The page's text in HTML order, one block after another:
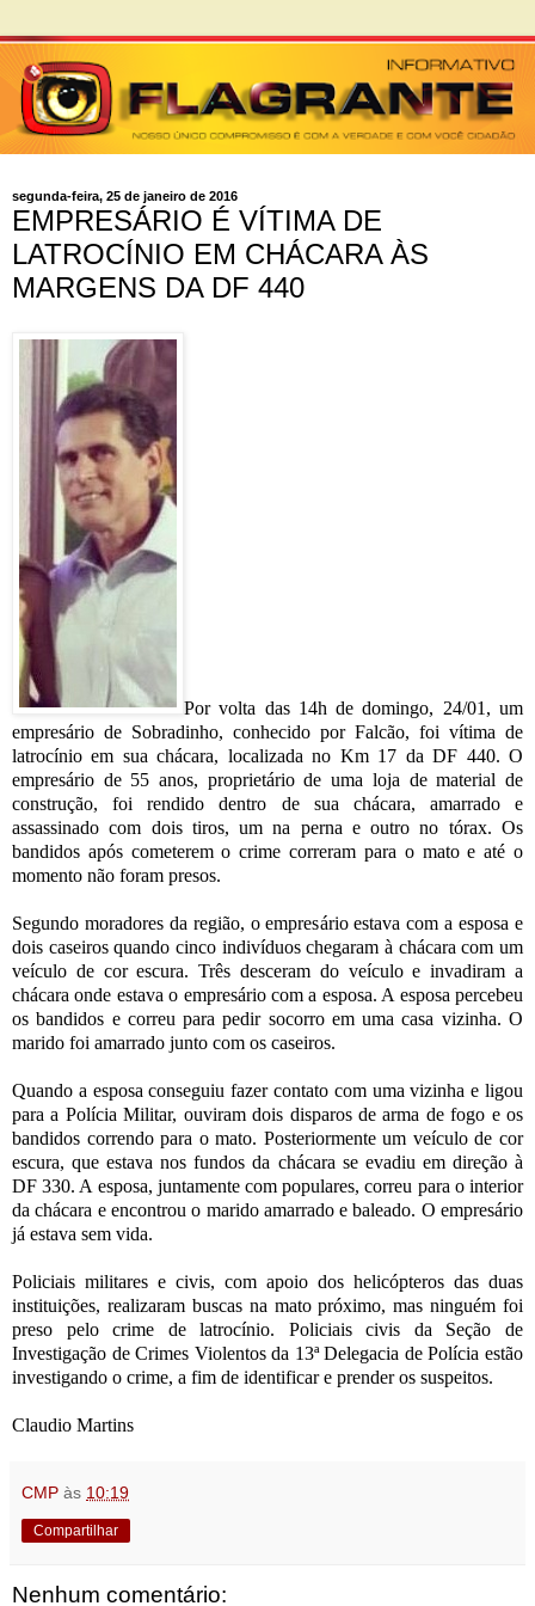
segunda-feira, 25 de janeiro de 2016
EMPRESÁRIO É VÍTIMA DE
LATROCÍNIO EM CHÁCARA ÀS
MARGENS DA DF 440
Por volta das 14h de domingo, 24/01, um
empresário de Sobradinho, conhecido por Falcão, foi vítima de
latrocínio em sua chácara, localizada no Km 17 da DF 440. O
empresário de 55 anos, proprietário de uma loja de material de
construção, foi rendido dentro de sua chácara, amarrado e
assassinado com dois tiros, um na perna e outro no tórax. Os
bandidos após cometerem o crime correram para o mato e até o
momento não foram presos.
Segundo moradores da região, o empresário estava com a esposa e
dois caseiros quando cinco indivíduos chegaram à chácara com um
veículo de cor escura. Três desceram do veículo e invadiram a
chácara onde estava o empresário com a esposa. A esposa percebeu
os bandidos e correu para pedir socorro em uma casa vizinha. O
marido foi amarrado junto com os caseiros.
Quando a esposa conseguiu fazer contato com uma vizinha e ligou
para a Polícia Militar, ouviram dois disparos de arma de fogo e os
bandidos correndo para o mato. Posteriormente um veículo de cor
escura, que estava nos fundos da chácara se evadiu em direção à
DF 330. A esposa, juntamente com populares, correu para o interior
da chácara e encontrou o marido amarrado e baleado. O empresário
já estava sem vida.
Policiais militares e civis, com apoio dos helicópteros das duas
instituições, realizaram buscas na mato próximo, mas ninguém foi
preso pelo crime de latrocínio. Policiais civis da Seção de
Investigação de Crimes Violentos da 13ª Delegacia de Polícia estão
investigando o crime, a fim de identificar e prender os suspeitos.
Claudio Martins
CMP às 10:19
Compartilhar
Nenhum comentário: